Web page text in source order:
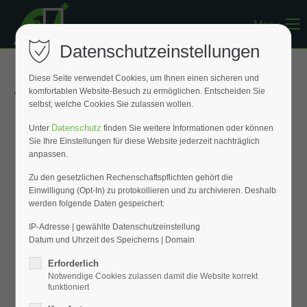
Register
Support
Lorem ipsum dolor sit amet:
24h/ 365days
Mon - Fri 8:00am - 5:00pm(GMT +1)
Get in touch
Cybersteel Inc.
Menu
« Zurück zur Übersicht
Datenschutzeinstellungen
Diese Seite verwendet Cookies, um Ihnen einen sicheren und
komfortablen Website-Besuch zu ermöglichen. Entscheiden Sie
selbst, welche Cookies Sie zulassen wollen.
Unter Datenschutz finden Sie weitere Informationen oder können
Sie Ihre Einstellungen für diese Website jederzeit nachträglich
anpassen.
Zu den gesetzlichen Rechenschaftspflichten gehört die
Einwilligung (Opt-In) zu protokollieren und zu archivieren. Deshalb
werden folgende Daten gespeichert:
IP-Adresse | gewählte Datenschutzeinstellung
Datum und Uhrzeit des Speicherns | Domain
Erforderlich
Notwendige Cookies zulassen damit die Website korrekt
funktioniert